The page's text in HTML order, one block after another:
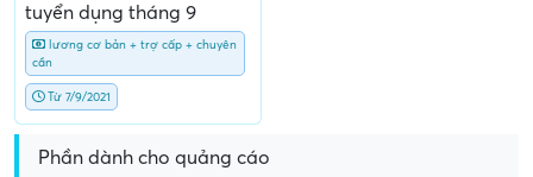
tuyển dụng tháng 9
lương cơ bản + trợ cấp + chuyên
cần
Từ 7/9/2021
Phần dành cho quảng cáo